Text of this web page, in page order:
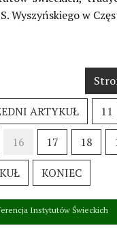
Wyszyńskiego w
ARTYKUŁ 11
16 17 18
KONIEC
Instytutów Świeckich